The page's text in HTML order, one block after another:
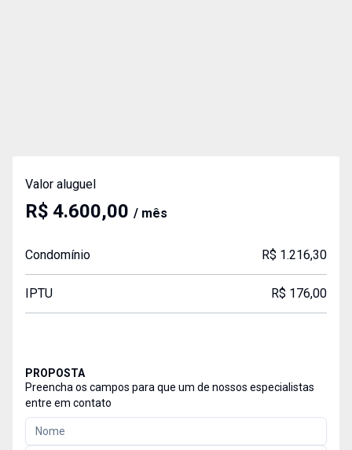
Valor aluguel
R$ 4.600,00 / mês
Condomínio R$ 1.216,30
IPTU R$ 176,00
PROPOSTA
Preencha os campos para que um de nossos especialistas
entre em contato